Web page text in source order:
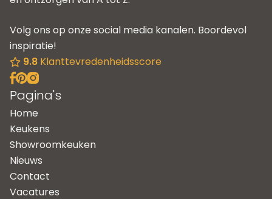
Volg ons op onze social media kanalen. Boordevol
inspiratie!
9.8 Klanttevredenheidsscore
Pagina's
Home
Keukens
Showroomkeuken
Nieuws
Contact
Vacatures